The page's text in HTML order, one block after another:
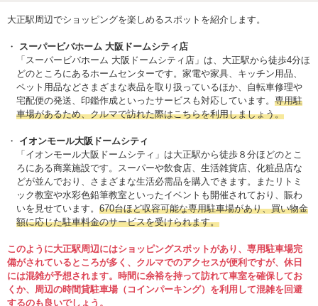
大正駅周辺でショッピングを楽しめるスポットを紹介します。
スーパービバホーム 大阪ドームシティ店
「スーパービバホーム 大阪ドームシティ店」は、大正駅から徒歩4分ほ
どのところにあるホームセンターです。家電や家具、キッチン用品、
ペット用品などさまざまな表品を取り扱っているほか、自転車修理や
宅配便の発送、印鑑作成といったサービスも対応しています。 専用駐
車場があるため、クルマで訪れた際はこちらを利用しましょう。
イオンモール大阪ドームシティ
「イオンモール大阪ドームシティ」は大正駅から徒歩８分ほどのとこ
ろにある商業施設です。スーパーや飲食店、生活雑貨店、化粧品店な
どが並んでおり、さまざまな生活必需品を購入できます。またリトミ
ック教室や水彩色鉛筆教室といったイベントも開催されており、賑わ
いを見せています。 670台ほど収容可能な専用駐車場があり、買い物金
額に応じた駐車料金のサービスを受けられます。
このように大正駅周辺にはショッピングスポットがあり、専用駐車場完
備がされているところが多く、クルマでのアクセスが便利ですが、休日
には混雑が予想されます。時間に余裕を持って訪れて車室を確保してお
くか、周辺の時間貸駐車場（コインパーキング）を利用して混雑を回避
するのも良いでしょう。